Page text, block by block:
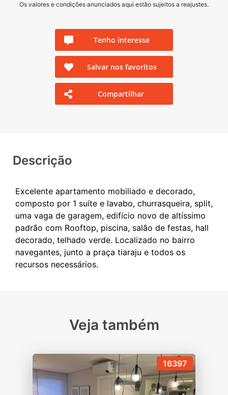
Os valores e condições anunciados aqui estão sujeitos a reajustes.
Tenho interesse
Salvar nos favoritos
Compartilhar
Descrição
Excelente apartamento mobiliado e decorado,
composto por 1 suíte e lavabo, churrasqueira, split,
uma vaga de garagem, edifício novo de altíssimo
padrão com Rooftop, piscina, salão de festas, hall
decorado, telhado verde. Localizado no bairro
navegantes, junto a praça tiaraju e todos os
Veja também
16397